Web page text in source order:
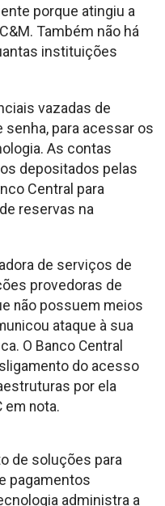
porque atingiu a
Também não há
instituições
vazadas de
senha, para acessar os
As contas
depositados pelas
Central para
reservas na
de serviços de
provedoras de
não possuem meios
ataque à sua
O Banco Central
do acesso
por ela
em nota.
de soluções para
pagamentos
administra a